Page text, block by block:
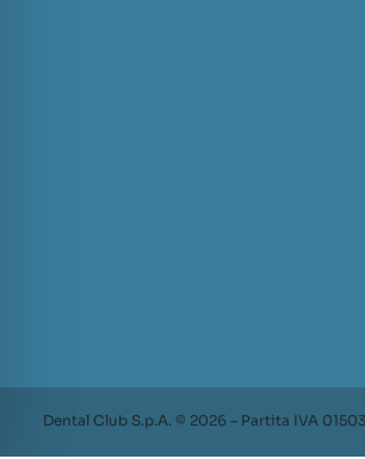
Dental Club S.p.A. © 2026 – Partita IVA